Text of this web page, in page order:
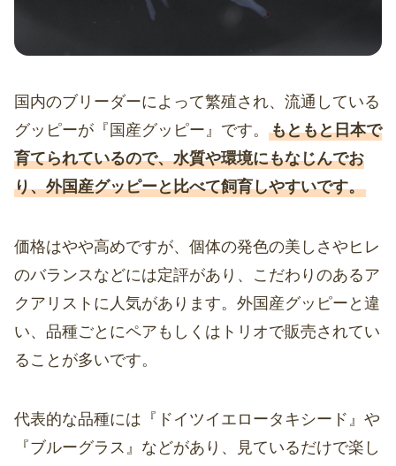
国内のブリーダーによって繁殖され、流通している
グッピーが『国産グッピー』です。 もともと日本で
育てられているので、水質や環境にもなじんでお
り、外国産グッピーと比べて飼育しやすいです。
価格はやや高めですが、個体の発色の美しさやヒレ
のバランスなどには定評があり、こだわりのあるア
クアリストに人気があります。外国産グッピーと違
い、品種ごとにペアもしくはトリオで販売されてい
ることが多いです。
代表的な品種には『ドイツイエロータキシード』や
『ブルーグラス』などがあり、見ているだけで楽し